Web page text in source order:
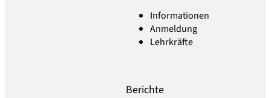
Informationen
Anmeldung
Lehrkräfte
Berichte